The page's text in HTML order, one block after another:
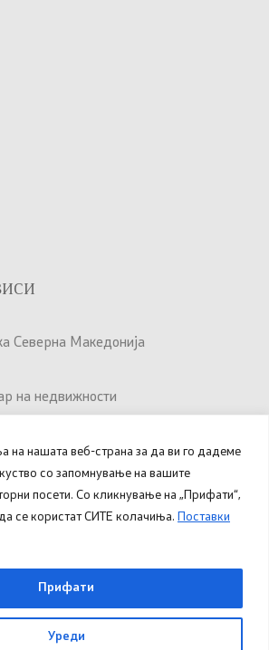
на нашата веб-страна за да ви го дадеме
со запомнување на вашите
посети. Со кликнување на „Прифати“,
се користат СИТЕ колачиња. Поставки
Уреди
Прифати
Северна Македонија
на недвижности
податоци
за е-Услуги
Општина Куманово. Сите права
Министерство за дигитална